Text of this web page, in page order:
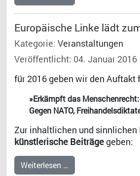
Europäische Linke lädt
Kategorie: Veranstaltungen
Veröffentlicht: 04. Januar 2016
für 2016 geben wir den
»Erkämpft das Menschenrecht:
Gegen NATO,
Zur inhaltlichen und
künstlerische Beiträge geben:
Weiterlesen …